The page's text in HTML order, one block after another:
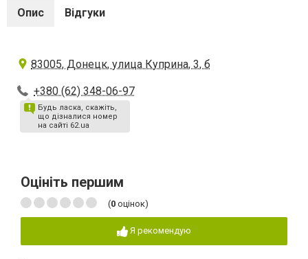
Опис Відгуки
83005, Донецк, улица Куприна, 3, б
+380 (62) 348-06-97
Будь ласка, скажіть,
що дізналися номер
на сайті 62.ua
Оцініть першим
(0 оцінок)
Я рекомендую